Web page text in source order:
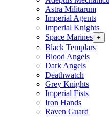
Astra Militarum
Imperial Agents
Imperial Knights
Space Marines +
Black Templars
Blood Angels
Dark Angels
Deathwatch
Grey Knights
Imperial Fists
Iron Hands
Raven Guard